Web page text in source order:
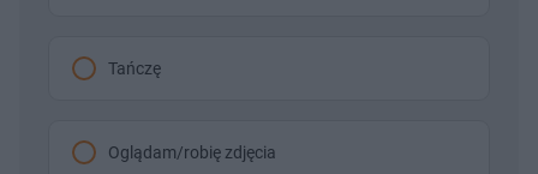
Tańczę
Oglądam/robię zdjęcia